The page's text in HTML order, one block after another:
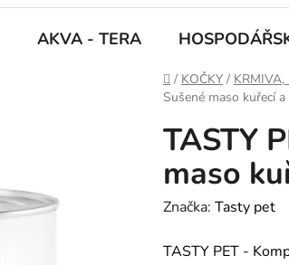
AKVA - TERA
D
o
ů
/ KOČKY /
Sušené maso kuřecí
TASTY
maso
Značka: Tasty pet
TASTY PET -